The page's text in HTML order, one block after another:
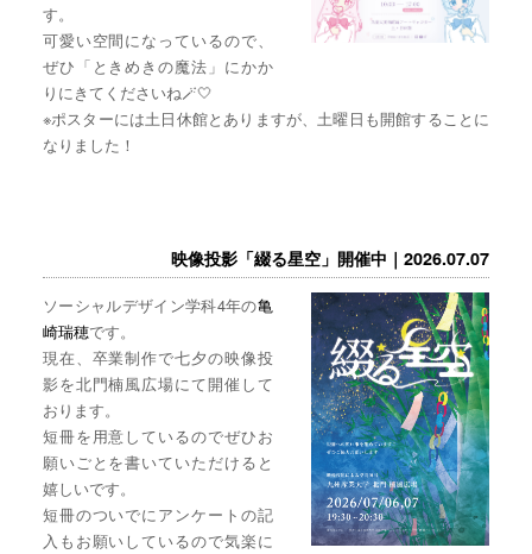
す。
可愛い空間になっているので、
ぜひ「ときめきの魔法」にかか
りにきてくださいね🪄🤍
※ポスターには土日休館とありますが、土曜日も開館することに
なりました！
映像投影「綴る星空」開催中｜2026.07.07
ソーシャルデザイン学科4年の亀
崎瑞穂です。
現在、卒業制作で七夕の映像投
影を北門楠風広場にて開催して
おります。
短冊を用意しているのでぜひお
願いごとを書いていただけると
嬉しいです。
短冊のついでにアンケートの記
入もお願いしているので気楽に